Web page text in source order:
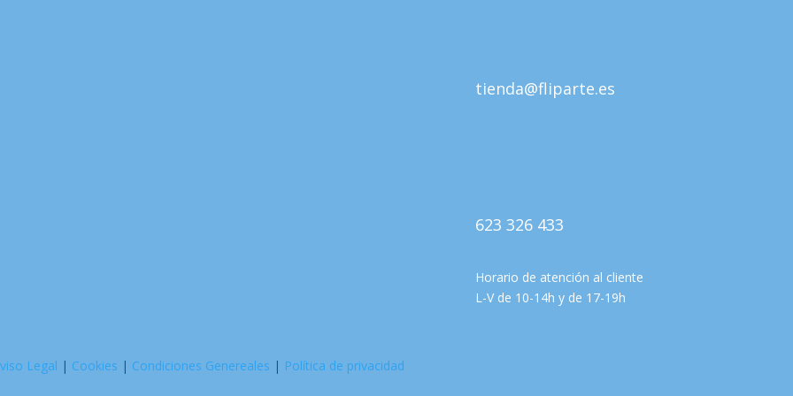
tienda@fliparte.es
623 326 433
Horario de atención al cliente
L-V de 10-14h y de 17-19h
Legal | Cookies | Condiciones Genereales | Política de privacidad